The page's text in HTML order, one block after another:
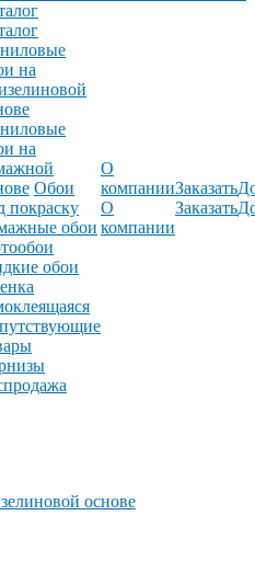
на
на
Обои
покраску
обои
обои
О
компании
О
компании
Заказать
Заказать
основе